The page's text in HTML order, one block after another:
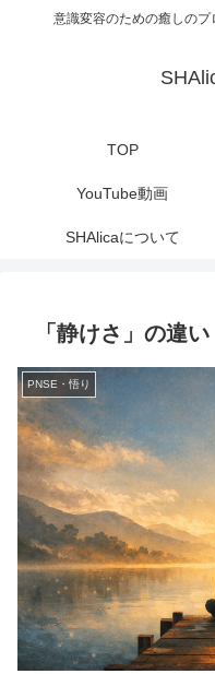
意識変容のための癒しの
TOP
YouTube動画
SHAlicaについて
「静けさ」の違い
PNSE・悟り